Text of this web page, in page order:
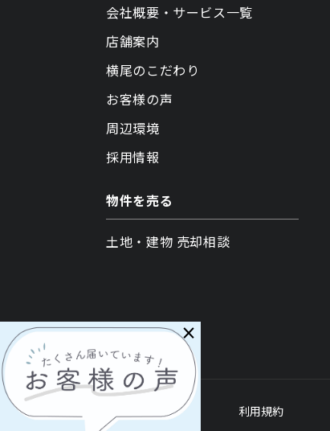
×
会社概要・サービス一覧
店舗案内
横尾のこだわり
お客様の声
周辺環境
採用情報
物件を売る
土地・建物 売却相談
各種ポリシー 利用規約